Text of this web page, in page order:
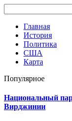
Главная
История
Политика
США
Карта
Популярное
Национальный
Вирджинии